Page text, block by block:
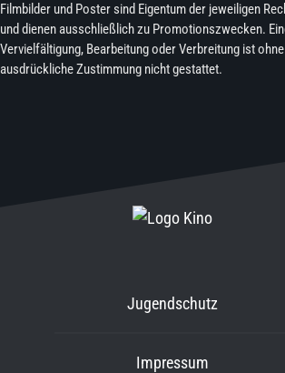
Filmbilder und Poster sind Eigentum der jeweiligen
und dienen ausschließlich zu Promotionszwecken.
Vervielfältigung, Bearbeitung oder Verbreitung ist ohne
ausdrückliche Zustimmung nicht gestattet.
Jugendschutz
Impressum